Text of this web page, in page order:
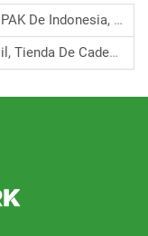
Visita Nuestra Empresa
De Calzado, Mayo 2024